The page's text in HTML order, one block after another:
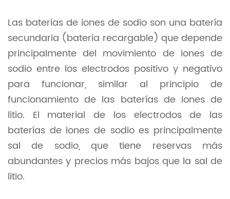
Las baterías de iones de sodio son una batería
secundaria (batería recargable) que depende
principalmente del movimiento de iones de
sodio entre los electrodos positivo y negativo
para funcionar, similar al principio de
funcionamiento de las baterías de iones de
litio. El material de los electrodos de las
baterías de iones de sodio es principalmente
sal de sodio, que tiene reservas más
abundantes y precios más bajos que la sal de
litio.